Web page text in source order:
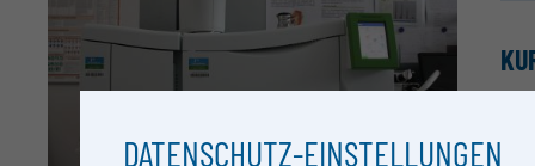
DATENSCHUTZ-EINSTELLUNGEN